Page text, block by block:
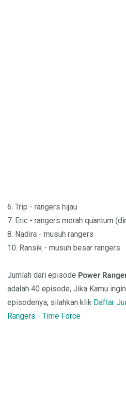
6. Trip - rangers hijau
7. Eric - rangers merah quantum
8. Nadira - musuh rangers
10. Ransik - musuh besar rangers
Jumlah dari episode Power
adalah 40 episode, Jika Kamu
episodenya, silahkan klik Daftar
Rangers - Time Force